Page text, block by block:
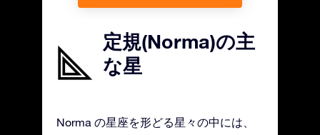
定規(Norma)の主
な星
Norma の星座を形どる星々の中には、